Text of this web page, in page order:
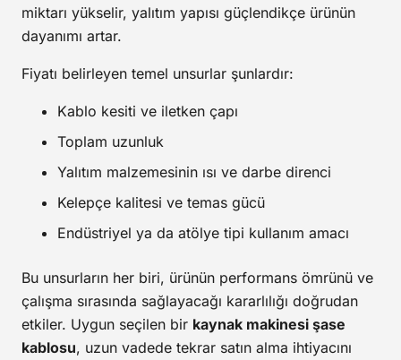
miktarı yükselir, yalıtım yapısı güçlendikçe ürünün
dayanımı artar.
Fiyatı belirleyen temel unsurlar şunlardır:
Kablo kesiti ve iletken çapı
Toplam uzunluk
Yalıtım malzemesinin ısı ve darbe direnci
Kelepçe kalitesi ve temas gücü
Endüstriyel ya da atölye tipi kullanım amacı
Bu unsurların her biri, ürünün performans ömrünü ve
çalışma sırasında sağlayacağı kararlılığı doğrudan
etkiler. Uygun seçilen bir kaynak makinesi şase
kablosu, uzun vadede tekrar satın alma ihtiyacını